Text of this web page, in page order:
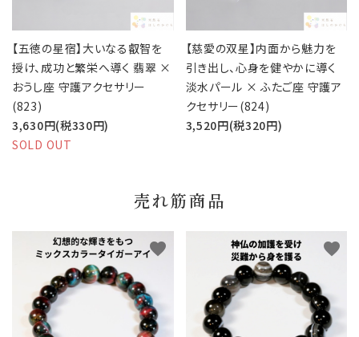
【五徳の星宿】大いなる叡智を
授け、成功と繁栄へ導く 翡翠 ×
おうし座 守護アクセサリー
(823)
3,630円(税330円)
SOLD OUT
【慈愛の双星】内面から魅力を
引き出し、心身を健やかに導く
淡水パール × ふたご座 守護ア
クセサリー(824)
3,520円(税320円)
売れ筋商品
favorite favorite